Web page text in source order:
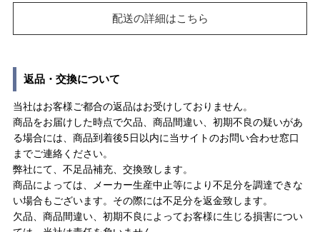
配送の詳細はこちら
返品・交換について
当社はお客様ご都合の返品はお受けしておりません。
商品をお届けした時点で欠品、商品間違い、初期不良の疑いがあ
る場合には、商品到着後5日以内に当サイトのお問い合わせ窓口
までご連絡ください。
弊社にて、不足品補充、交換致します。
商品によっては、メーカー生産中止等により不足分を調達できな
い場合もございます。その際には不足分を返金致します。
欠品、商品間違い、初期不良によってお客様に生じる損害につい